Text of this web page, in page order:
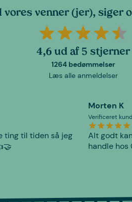
vores venner (jer), siger
4,6 ud af 5 stjerner
1264 bedømmelser
Læs alle anmeldelser
ting til tiden så jeg
Morten K
Verificeret
Alt godt
handle hos